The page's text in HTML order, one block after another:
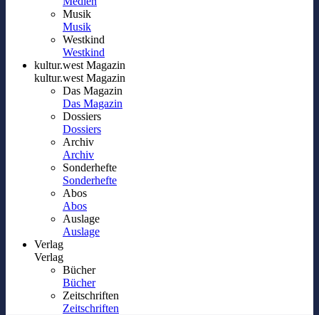
Musik
Musik
Westkind
Westkind
kultur.west Magazin
kultur.west Magazin
Das Magazin
Das Magazin
Dossiers
Dossiers
Archiv
Archiv
Sonderhefte
Sonderhefte
Abos
Abos
Auslage
Auslage
Verlag
Verlag
Bücher
Bücher
Zeitschriften
Zeitschriften